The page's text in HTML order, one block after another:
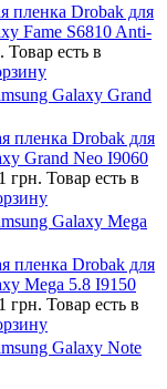
пленка Drobak для
Fame S6810 Anti-
Товар есть в
Galaxy Grand
пленка Drobak для
Grand Neo I9060
грн. Товар есть в
Galaxy Mega
пленка Drobak для
Mega 5.8 I9150
грн. Товар есть в
Galaxy Note